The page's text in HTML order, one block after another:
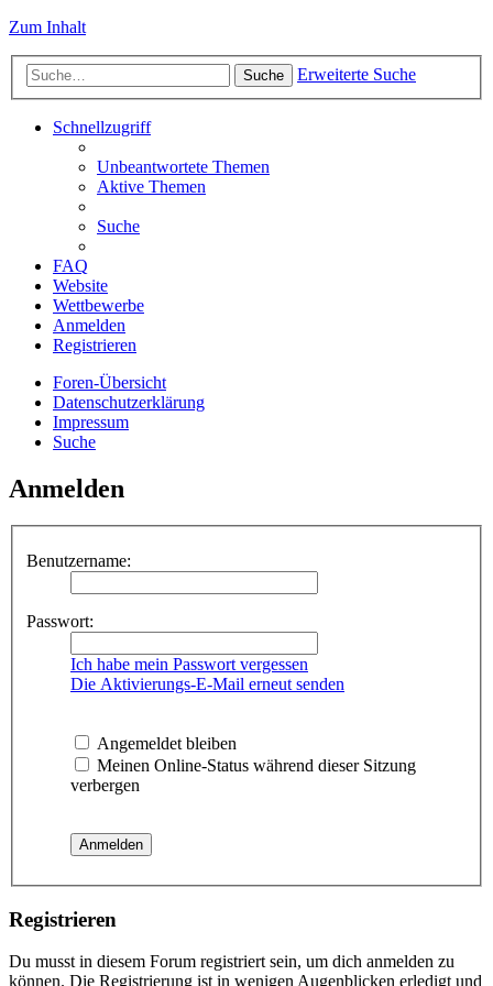
Zum Inhalt
Suche Erweiterte Suche
Schnellzugriff
Unbeantwortete Themen
Aktive Themen
Suche
FAQ
Website
Wettbewerbe
Anmelden
Registrieren
Foren-Übersicht
Datenschutzerklärung
Impressum
Suche
Anmelden
Benutzername:
Passwort:
Ich habe mein Passwort vergessen
Die Aktivierungs-E-Mail erneut senden
Angemeldet bleiben
Meinen Online-Status während dieser Sitzung
verbergen
Registrieren
Du musst in diesem Forum registriert sein, um dich anmelden zu
können. Die Registrierung ist in wenigen Augenblicken erledigt und